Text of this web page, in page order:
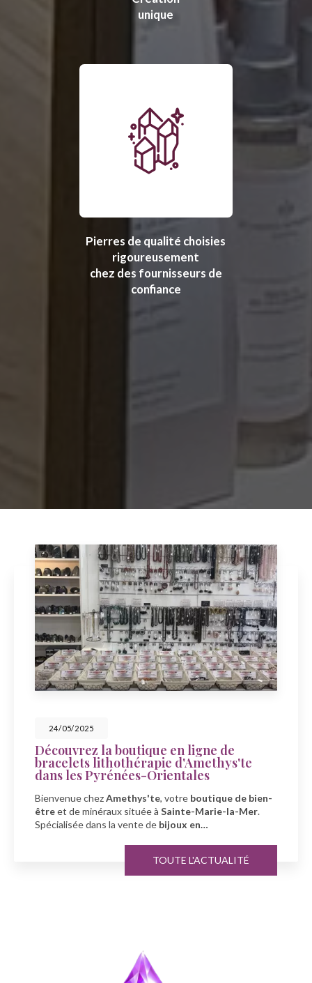
unique
Pierres de qualité choisies
rigoureusement
chez des fournisseurs de
confiance
23/05/2025
Célébrez la fête des mers avec
Amethys'te à Sainte-Marie-la-Mer
À l'occasion de la fête des mers, découvrez la boutique
Amethys'te, votre spécialiste enbien-êtreet
minérauxàSainte-Marie-la-Mer…
TOUTE L'ACTUALITÉ